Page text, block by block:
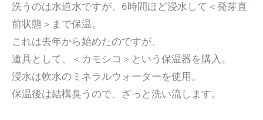
洗うのは水道水ですが、6時間ほど浸水して＜発芽直
前状態＞まで保温。
これは去年から始めたのですが、
道具として、＜カモシコ＞という保温器を購入。
浸水は軟水のミネラルウォーターを使用。
保温後は結構臭うので、ざっと洗い流します。